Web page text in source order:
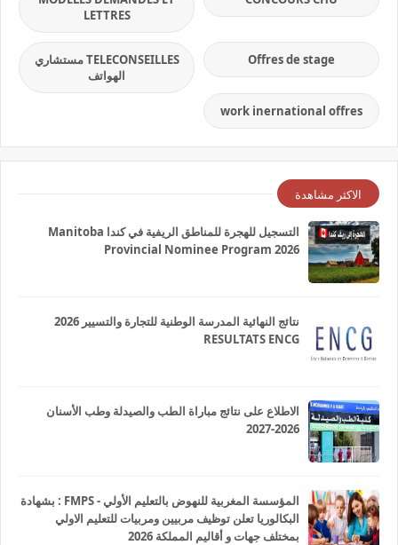
LETTRES
Offres de stage
TELECONSEILLES مستشاري
الهواتف
work inernational offres
الاكثر مشاهدة
التسجيل للهجرة للمناطق الريفية في كندا Manitoba
Provincial Nominee Program 2026
نتائج النهائية المدرسة الوطنية للتجارة والتسيير 2026
RESULTATS ENCG
الاطلاع على نتائج مباراة الطب والصيدلة وطب الأسنان
2026-2027
المؤسسة المغربية للنهوض بالتعليم الأولي - FMPS : بشهادة
البكالوريا تعلن توظيف مربيين ومربيات للتعليم الاولي
بمختلف جهات و أقاليم المملكة 2026